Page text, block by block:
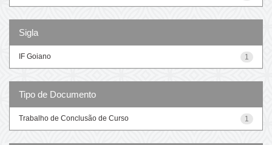
Sigla
1
IF Goiano
Tipo de Documento
1
Trabalho de Conclusão de Curso